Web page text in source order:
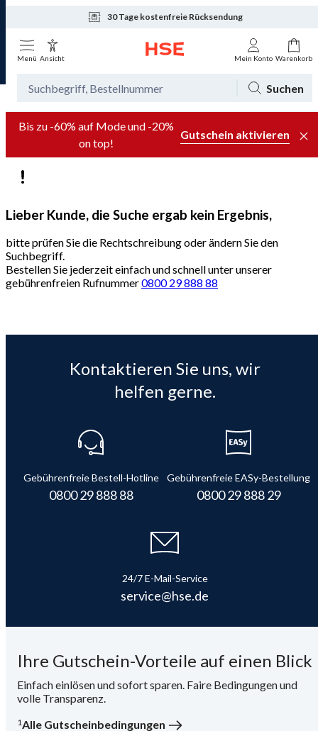
30 Tage kostenfreie Rücksendung
Tagesaktuelle Angebote
Menü Ansicht Mein Konto Warenkorb
Suchen
Bis zu -60% auf Mode und -20%
on top!
Gutschein aktivieren
Lieber Kunde, die Suche ergab kein Ergebnis,
bitte prüfen Sie die Rechtschreibung oder ändern Sie den
Suchbegriff.
Bestellen Sie jederzeit einfach und schnell unter unserer
gebührenfreien Rufnummer0800 29 888 88
Kontaktieren Sie uns, wir
helfen gerne.
Gebührenfreie Bestell-Hotline
0800 29 888 88
Gebührenfreie EASy-Bestellung
0800 29 888 29
24/7 E-Mail-Service
service@hse.de
Ihre Gutschein-Vorteile auf einen Blick
Einfach einlösen und sofort sparen. Faire Bedingungen und
volle Transparenz.
1Alle Gutscheinbedingungen